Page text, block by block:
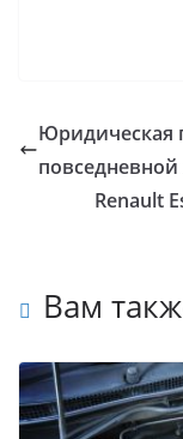
Юридическая
Renault
Вам